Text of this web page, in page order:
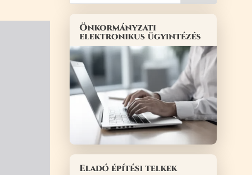
Önkormányzati
elektronikus ügyintézés
Eladó építési telkek